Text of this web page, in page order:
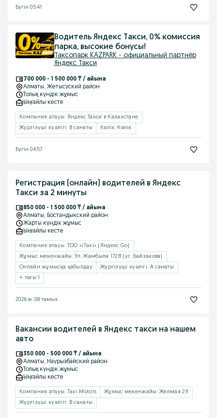
Бүгін 05:41
Водитель Яндекс Такси, 0% комиссия
парка, высокие бонусы!
Таксопарк KAZPARK - официальный партнёр
Яндекс Такси
700 000 - 1 500 000 ₸ / айына
Алматы, Жетысуский район
Толық күндік жұмыс
Ыңғайлы кесте
Компания атауы: Яндекс Такси в Казахстане
Жүргізуші куәлігі: B санаты
Көлік: Көлік
Бүгін 04:57
Регистрация (онлайн) водителей в Яндекс
Такси за 2 минуты
850 000 - 1 500 000 ₸ / айына
Алматы, Бостандыкский район
Жарты күндік жұмыс
Ыңғайлы кесте
Компания атауы: ТОО «iTaxi» (Яндекс Go)
Жұмыс мекенжайы: Ул. Жамбыла 172В (уг. Байзакова)
Онлайн жұмысқа қабылдау
Жүргізуші куәлігі: A санаты
+ тағы 1
2026 ж. 08 тамыз
Вакансии водителей в Яндекс такси на нашем
авто
350 000 - 500 000 ₸ / айына
Алматы, Наурызбайский район
Толық күндік жұмыс
Ыңғайлы кесте
Компания атауы: Taxi Motors
Жұмыс мекенжайы: Желмая 29
Жүргізуші куәлігі: B санаты